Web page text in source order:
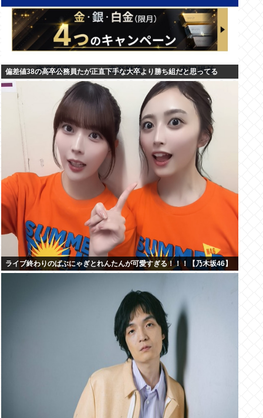
偏差値38の高卒公務員たが正直下手な大卒より勝ち組だと思ってる
ライブ終わりのばぶにゃぎとれんたんが可愛すぎる！！！【乃木坂46】